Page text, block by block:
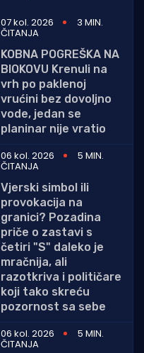
07 kol. 2026 3 MIN.
ČITANJA
KOBNA POGREŠKA NA
BIOKOVU Krenuli na
vrh po paklenoj
vrućini bez dovoljno
vode, jedan se
planinar nije vratio
06 kol. 2026
5 MIN.
ČITANJA
Vjerski simbol ili
provokacija na
granici? Pozadina
priče o zastavi s
četiri "S" daleko je
mračnija, ali
razotkriva i političare
koji tako skreću
pozornost sa sebe
06 kol. 2026
5 MIN.
ČITANJA